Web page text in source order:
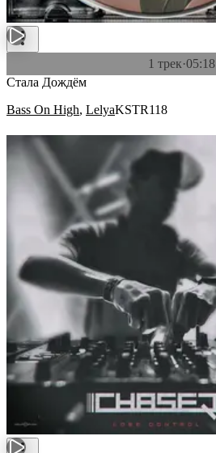
1 трек·05:18
Стала Дождём
Bass On High, LelyaKSTR118